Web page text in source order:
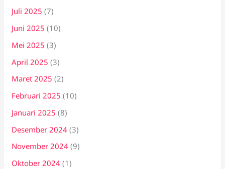
Juli 2025 (7)
Juni 2025 (10)
Mei 2025 (3)
April 2025 (3)
Maret 2025 (2)
Februari 2025 (10)
Januari 2025 (8)
Desember 2024 (3)
November 2024 (9)
Oktober 2024 (1)